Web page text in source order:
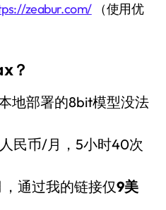
zeabur.com/（使用优
？
地部署的8bit模型没法
民币/月，5小时40次
，通过我的链接仅9美